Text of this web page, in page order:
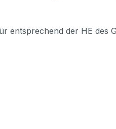
der HE des